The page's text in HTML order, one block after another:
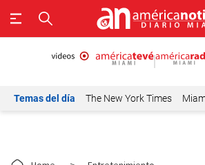
Temas del día The New York Times